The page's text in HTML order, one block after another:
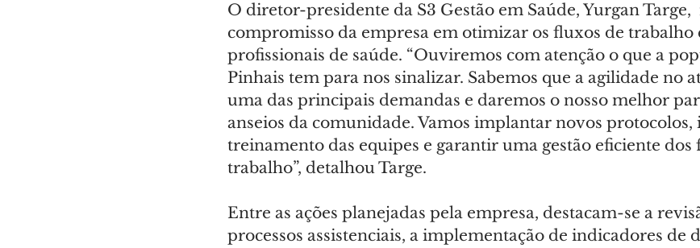
O diretor-presidente da S3 Gestão em Saúde, Yurgan Targe,
compromisso da empresa em otimizar os fluxos de trabalho
profissionais de saúde. “Ouviremos com atenção o que a
Pinhais tem para nos sinalizar. Sabemos que a agilidade no
uma das principais demandas e daremos o nosso melhor
anseios da comunidade. Vamos implantar novos
treinamento das equipes e garantir uma gestão eficiente dos
trabalho”, detalhou Targe.
Entre as ações planejadas pela empresa, destacam-se a
processos assistenciais, a implementação de indicadores de